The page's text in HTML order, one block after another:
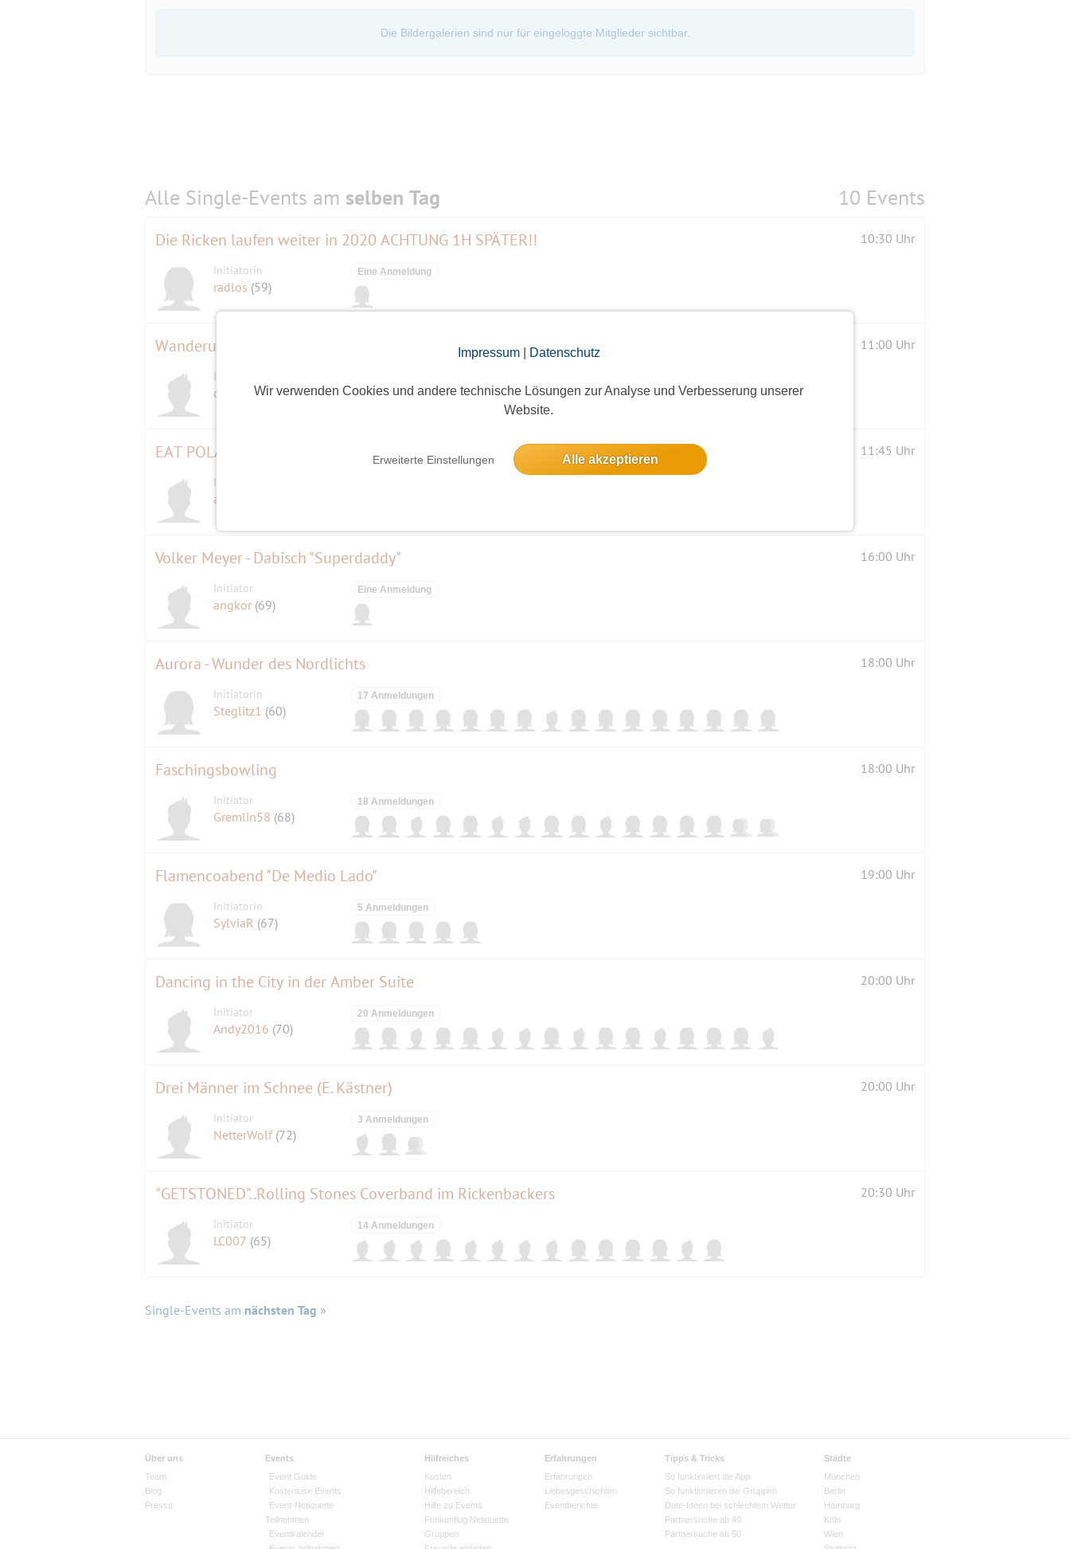
Impressum| Datenschutz
Wir verwenden Cookies und andere technische Lösungen zur Analyse und Verbesserung unserer
Website.
Erweiterte Einstellungen Alle akzeptieren
Die Bildergalerien sind nur für eingeloggte Mitglieder sichtbar.
Alle Single-Events am selben Tag 10 Events
Die Ricken laufen weiter in 2020 ACHTUNG 1H SPÄTER!! 10:30 Uhr
Initiatorin
radlos (59)
Eine Anmeldung
Wanderung entlang des nördlichen Berliner Mauerwegs 11:00 Uhr
Initiator
der André(65)
EAT POLAND - KULINARISCHER WORKSHOP Fünfte Haltestelle: Piroggen 11:45 Uhr
Initiator
adion
Volker Meyer - Dabisch "Superdaddy" 16:00 Uhr
Initiator
angkor (69)
Eine Anmeldung
Aurora - Wunder des Nordlichts 18:00 Uhr
Initiatorin
Steglitz1 (60)
17 Anmeldungen
Faschingsbowling 18:00 Uhr
Initiator
Gremlin58 (68)
18 Anmeldungen
Flamencoabend "De Medio Lado" 19:00 Uhr
Initiatorin
SylviaR (67)
5 Anmeldungen
Dancing in the City in der Amber Suite 20:00 Uhr
Initiator
Andy2016 (70)
20 Anmeldungen
Drei Männer im Schnee (E. Kästner) 20:00 Uhr
Initiator
NetterWolf (72)
3 Anmeldungen
"GETSTONED"..Rolling Stones Coverband im Rickenbackers 20:30 Uhr
Initiator
LC007 (65)
14 Anmeldungen
Single-Events am nächsten Tag »
Über uns
Team
Blog
Presse
Events
Event Guide
Kostenlose Events
Event-Netiquette
Teilnehmen
Eventkalender
Hilfreiches
Kosten
Hilfebereich
Hilfe zu Events
Funkenflug Netiquette
Gruppen
Erfahrungen
Erfahrungen
Liebesgeschichten
Eventberichte
Tipps & Tricks
So funktioniert die App
So funktionieren die Gruppen
Date-Ideen bei schlechtem Wetter
Partnersuche ab 40
Partnersuche ab 50
Städte
München
Berlin
Hamburg
Köln
Wien